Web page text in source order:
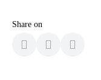
Share on